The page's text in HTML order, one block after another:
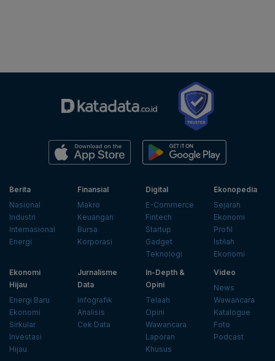
Berita
Nasional
Industri
Internasional
Energi
Finansial
Makro
Keuangan
Bursa
Korporasi
Digital
E-Commerce
Fintech
Startup
Gadget
Teknologi
Ekonopedia
Sejarah
Ekonomi
Profil
Istilah
Ekonomi
Ekonomi
Hijau
Energi Baru
Ekonomi
Sirkular
Investasi
Hijau
Jurnalisme
Data
Infografik
Analisis
Cek Data
In-Depth &
Opini
Telaah
Opini
Wawancara
Laporan
Khusus
Video
News
Wawancara
Katalogue
Foto
Podcast